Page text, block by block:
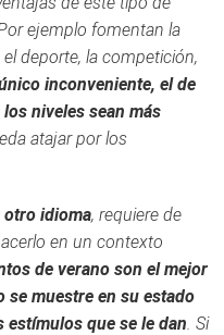
ejemplo fomentan la
deporte, la competición,
inconveniente, el de
niveles sean más
atajar por los
otro idioma, requiere de
en un contexto
de verano son el mejor
se muestre en su estado
estímulos que se le dan. Si